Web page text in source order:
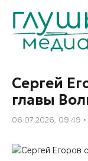
Сергей
главы
06.07.2026, 09:49